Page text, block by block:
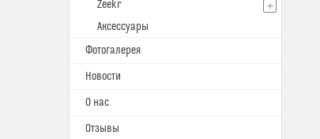
Zeekr
Аксессуары
Фотогалерея
Новости
О нас
Отзывы